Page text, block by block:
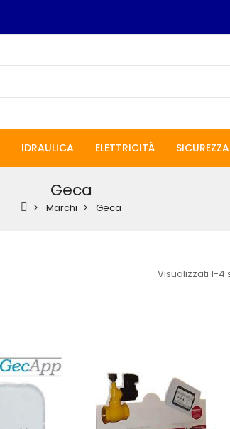
IDRAULICA ELETTRICITÀ SICUREZZA
Geca
Marchi Geca
Visualizzati 1-4